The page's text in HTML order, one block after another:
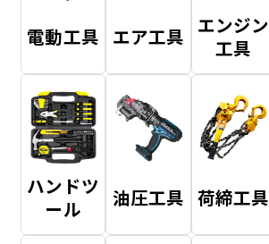
電動工具 エア工具 エンジン
工具
ハンドツ
ール
油圧工具 荷締工具